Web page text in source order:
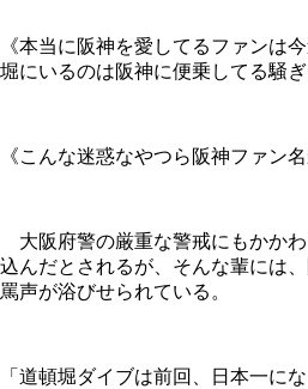
《本当に阪神を愛してるファン
堀にいるのは阪神に便乗してる騒ぎ
《こんな迷惑なやつら阪神ファン
大阪府警の厳重な警戒にもかか
込んだとされるが、そんな輩には
罵声が浴びせられている。
「道頓堀ダイブは前回、日本一に